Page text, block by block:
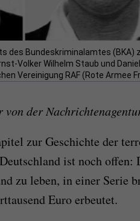
des Bundeskriminalamtes (BKA)
Volker Wilhelm Staub und
Vereinigung RAF (Rote Armee
von der
zur Geschichte der
ist noch offen:
zu leben, in einer Serie
Euro erbeutet.